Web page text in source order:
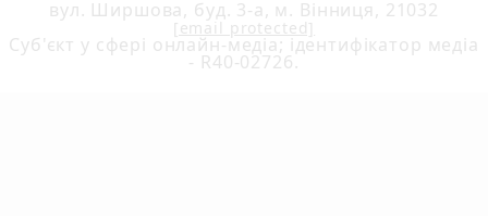
вул. Ширшова, буд. 3-а, м. Вінниця, 21032
[email protected]
Cуб'єкт у сфері онлайн-медіа; ідентифікатор медіа
- R40-02726.